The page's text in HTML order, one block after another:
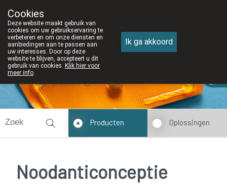
050/82 28 83
Producten Oplossingen
Noodanticonceptie
Cookies
Deze website maakt gebruik van
cookies om uw gebruikservaring te
verbeteren en om onze diensten en
aanbiedingen aan te passen aan
uw interesses. Door op deze
website te blijven, accepteert u dit
gebruik van cookies. Klik hier voor
meer info.
Ik ga akkoord